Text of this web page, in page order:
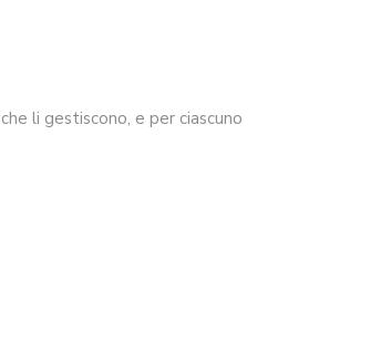
li gestiscono, e per ciascuno